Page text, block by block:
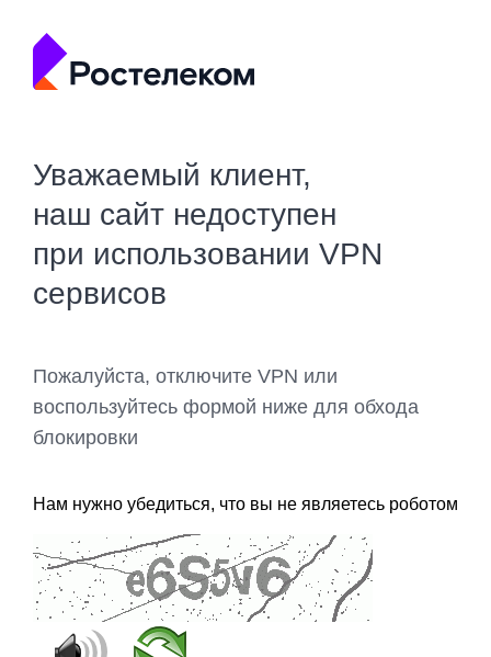
Уважаемый клиент,
наш сайт недоступен
при использовании VPN
сервисов
Пожалуйста, отключите VPN или
воспользуйтесь формой ниже для обхода
блокировки
Нам нужно убедиться, что вы не являетесь роботом